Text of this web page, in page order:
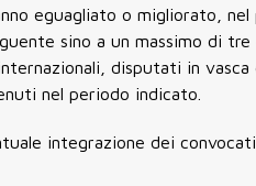
o migliorato, nel
sino a un massimo di
disputati in
nel periodo indicato.
integrazione dei